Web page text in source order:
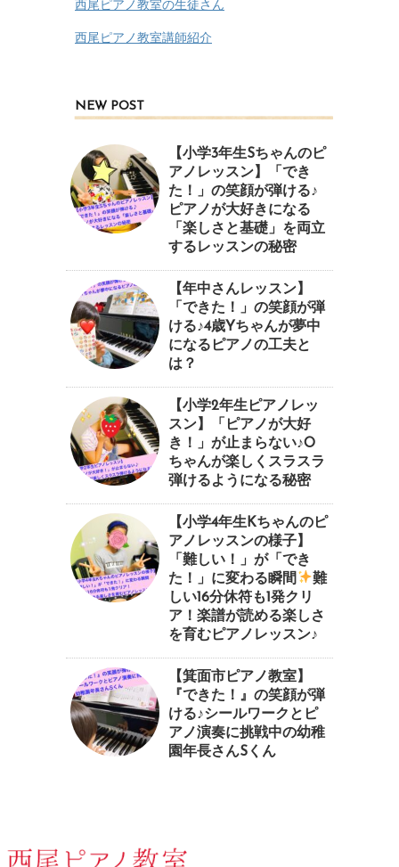
西尾ピアノ教室の生徒さん
西尾ピアノ教室講師紹介
NEW POST
【小学3年生Sちゃんのピ
アノレッスン】「でき
た！」の笑顔が弾ける♪
ピアノが大好きになる
「楽しさと基礎」を両立
するレッスンの秘密
【年中さんレッスン】
「できた！」の笑顔が弾
ける♪4歳Yちゃんが夢中
になるピアノの工夫と
は？
【小学2年生ピアノレッ
スン】「ピアノが大好
き！」が止まらない♪O
ちゃんが楽しくスラスラ
弾けるようになる秘密
【小学4年生Kちゃんのピ
アノレッスンの様子】
「難しい！」が「でき
た！」に変わる瞬間
⁠難
しい16分休符も1発クリ
ア！楽譜が読める楽しさ
を育むピアノレッスン♪⁠
【箕面市ピアノ教室】
『できた！』の笑顔が弾
ける♪シールワークとピ
アノ演奏に挑戦中の幼稚
園年長さんSくん